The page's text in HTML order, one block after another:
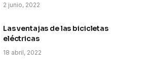
2 junio, 2022
Las ventajas de las bicicletas
eléctricas
18 abril, 2022